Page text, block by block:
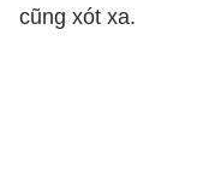
cũng xót xa.